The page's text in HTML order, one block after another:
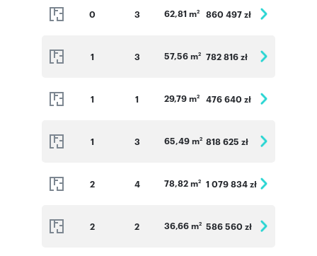
Numer oferty: KR6_A_3_6
0 3 62,81 m2 860 497 zł
1 3 57,56 m2 782 816 zł
1 1 29,79 m2 476 640 zł
1 3 65,49 m2 818 625 zł
2 4 78,82 m2 1 079 834 zł
2 2 36,66 m2 586 560 zł